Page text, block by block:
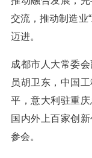
交流，推动制造业
迈进。
成都市人大常委
员胡卫东，中国
平，意大利驻重
国内外上百家创
参会。